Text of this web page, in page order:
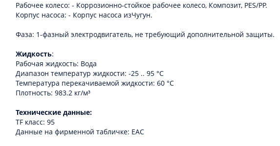
Рабочее колесо: - Коррозионно-стойкое рабочее колесо, Композит, PES/PP.
Корпус насоса: - Корпус насоса изЧугун.
Фаза: 1-фазный электродвигатель, не требующий дополнительной защиты.
Жидкость:
Рабочая жидкость: Вода
Диапазон температур жидкости: -25 .. 95 °C
Температура перекачиваемой жидкости: 60 °C
Плотность: 983.2 кг/м³
Технические данные:
TF класс: 95
Данные на фирменной табличке: EAC